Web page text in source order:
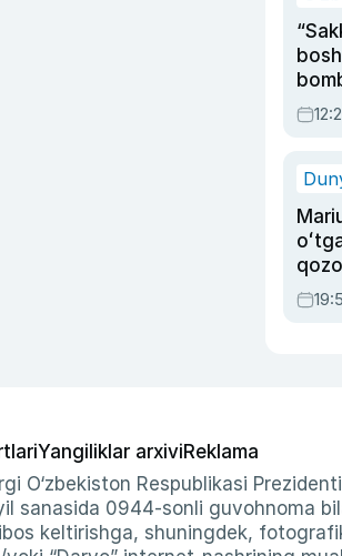
Yangiliklar arxiviReklama
O‘zbekiston Respublikasi
sanasida 0944-sonli guvohnoma
keltirishga, shuningdek,